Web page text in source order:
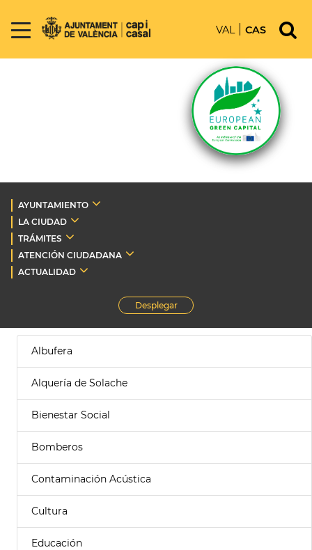
VAL CAS
AYUNTAMIENTO
LA CIUDAD
TRÁMITES
ATENCIÓN CIUDADANA
ACTUALIDAD
Desplegar
Albufera
Alquería de Solache
Bienestar Social
Bomberos
Contaminación Acústica
Cultura
Educación